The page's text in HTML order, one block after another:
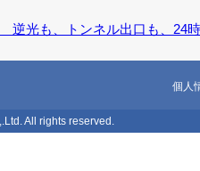
も、トンネル出口も、24時
個人
All rights reserved.